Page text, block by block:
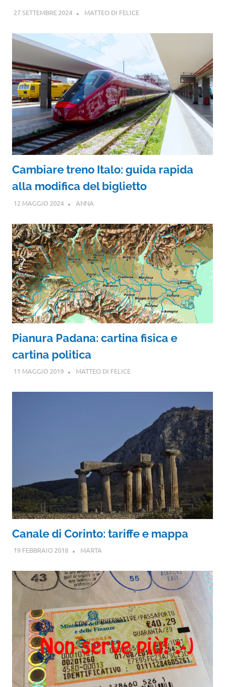
27 SETTEMBRE 2024 MATTEO DI FELICE
Cambiare treno Italo: guida rapida
alla modifica del biglietto
12 MAGGIO 2024 ANNA
Pianura Padana: cartina fisica e
cartina politica
11 MAGGIO 2019 MATTEO DI FELICE
Canale di Corinto: tariffe e mappa
19 FEBBRAIO 2018 MARTA